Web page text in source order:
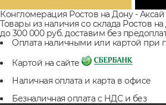
Конгломерация Ростов на Дону - Аксай
Товары из наличия со склада Ростов
до 300 000 руб. доставим без
Оплата наличными или картой при
Картой на сайте
Наличная оплата и карта в офисе
Безналичная оплата с НДС и без